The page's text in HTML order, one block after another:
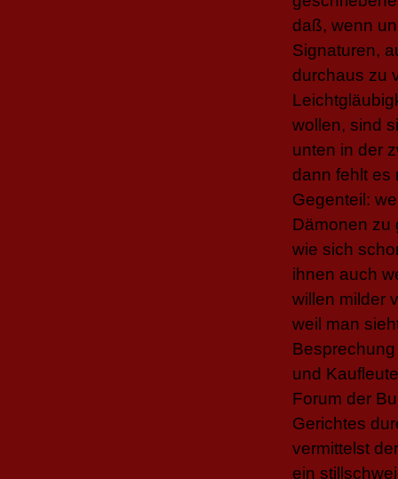
daß, wenn
Signaturen,
durchaus zu
wollen, sind
unten in der
dann fehlt es
Gegenteil:
Dämonen zu
wie sich
ihnen auch
willen milder
weil man
und
Forum der
Gerichtes
vermittelst
ein